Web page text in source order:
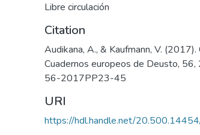
Libre circulación
Citation
Audikana, A., & Kaufmann, V.
Cuadernos europeos de Deusto,
56-2017PP23-45
URI
https://hdl.handle.net/